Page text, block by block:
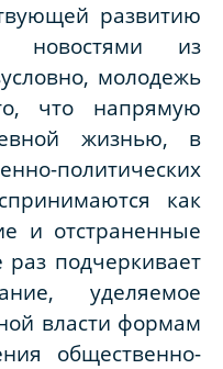
развитию
новостями из
молодежь
что напрямую
жизнью, в
политических
как
и отстраненные
подчеркивает
уделяемое
власти формам
общественно-